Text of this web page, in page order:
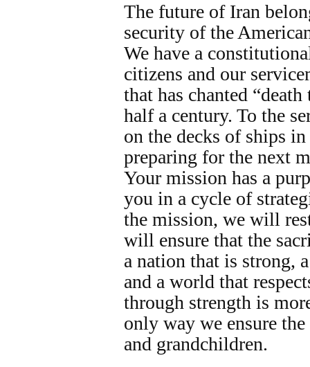
The future of Iran
security of the
We have a
citizens and our
that has chanted
half a century. To the
on the decks of ships
preparing for the next
Your mission has a
you in a cycle of
the mission, we will
will ensure that the
a nation that is strong,
and a world that
through strength is
only way we ensure
and grandchildren.